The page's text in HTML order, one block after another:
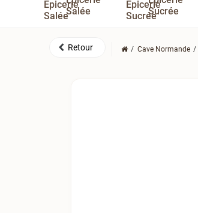
Salée
Sucrée
Cave Normande